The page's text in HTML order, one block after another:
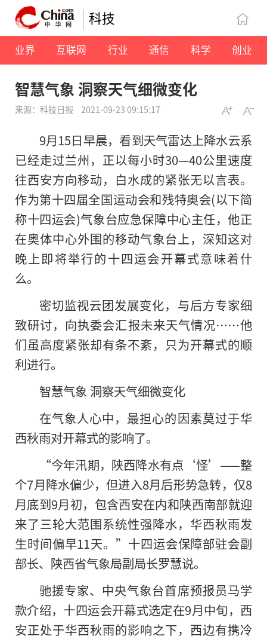
科技
业界 互联网 行业 通信 科学 创业
智慧气象 洞察天气细微变化
来源：科技日报 2021-09-23 09:15:17
9月15日早晨，看到天气雷达上降水云系
已经走过兰州，正以每小时30—40公里速度
往西安方向移动，白水成的紧张无以言表。
作为第十四届全国运动会和残特奥会(以下简
称十四运会)气象台应急保障中心主任，他正
在奥体中心外围的移动气象台上，深知这对
晚上即将举行的十四运会开幕式意味着什
么。
密切监视云团发展变化，与后方专家细
致研讨，向执委会汇报未来天气情况……他
们虽高度紧张却有条不紊，只为开幕式的顺
利进行。
智慧气象 洞察天气细微变化
在气象人心中，最担心的因素莫过于华
西秋雨对开幕式的影响了。
“今年汛期，陕西降水有点‘怪’——整
个7月降水偏少，但进入8月后形势急转，仅8
月底到9月初，包含西安在内和陕西南部就迎
来了三轮大范围系统性强降水，华西秋雨发
生时间偏早11天。”十四运会保障部驻会副
部长、陕西省气象局副局长罗慧说。
驰援专家、中央气象台首席预报员马学
款介绍，十四运会开幕式选定在9月中旬，西
安正处于华西秋雨的影响之下，西边有携冷